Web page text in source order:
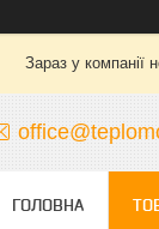
Зараз у компанії
ГОЛОВНА